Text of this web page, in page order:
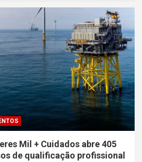
Mil + Cuidados abre 405
de qualificação profissional